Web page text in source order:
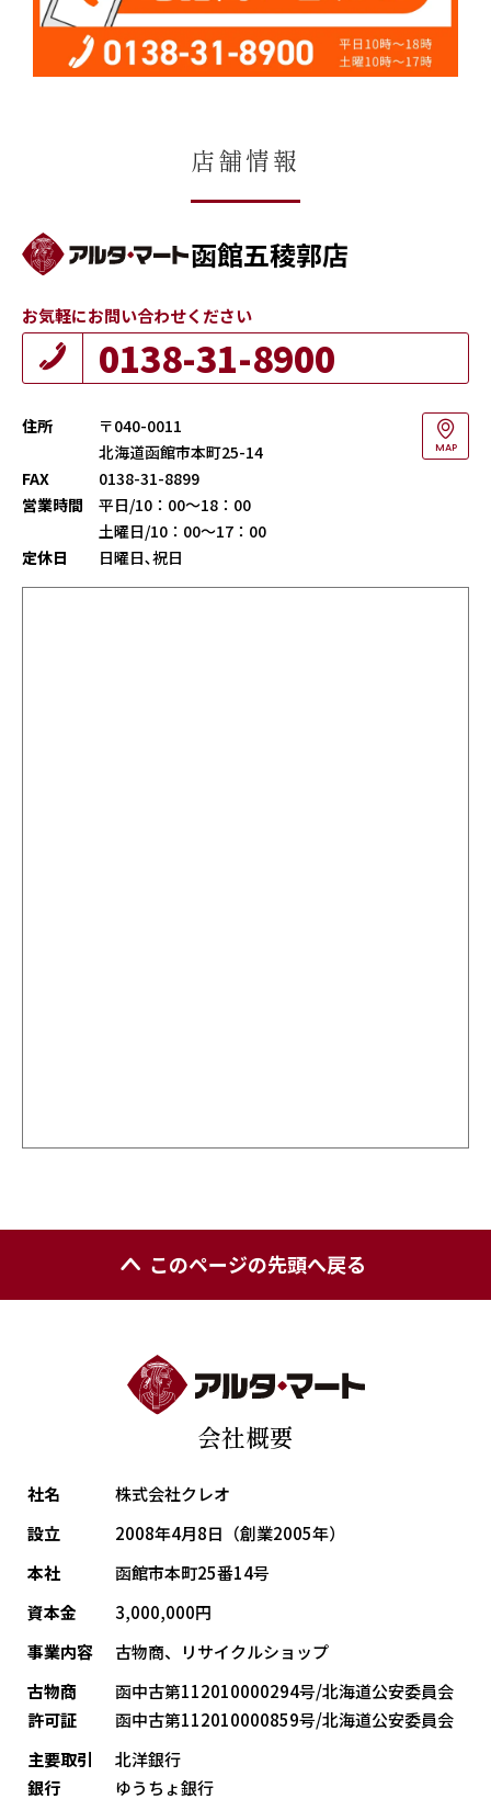
店舗情報
函館五稜郭店
お気軽にお問い合わせください
0138-31-8900
住所
〒040-0011
北海道函館市本町25-14
MAP
FAX
0138-31-8899
営業時間
平日/10：00～18：00
土曜日/10：00～17：00
定休日
日曜日､祝日
このページの先頭へ戻る
会社概要
社名
株式会社クレオ
設立
2008年4月8日（創業2005年）
本社
函館市本町25番14号
資本金
3,000,000円
事業内容
古物商、リサイクルショップ
古物商
許可証
函中古第112010000294号/北海道公安委員会
函中古第112010000859号/北海道公安委員会
主要取引
銀行
北洋銀行
ゆうちょ銀行